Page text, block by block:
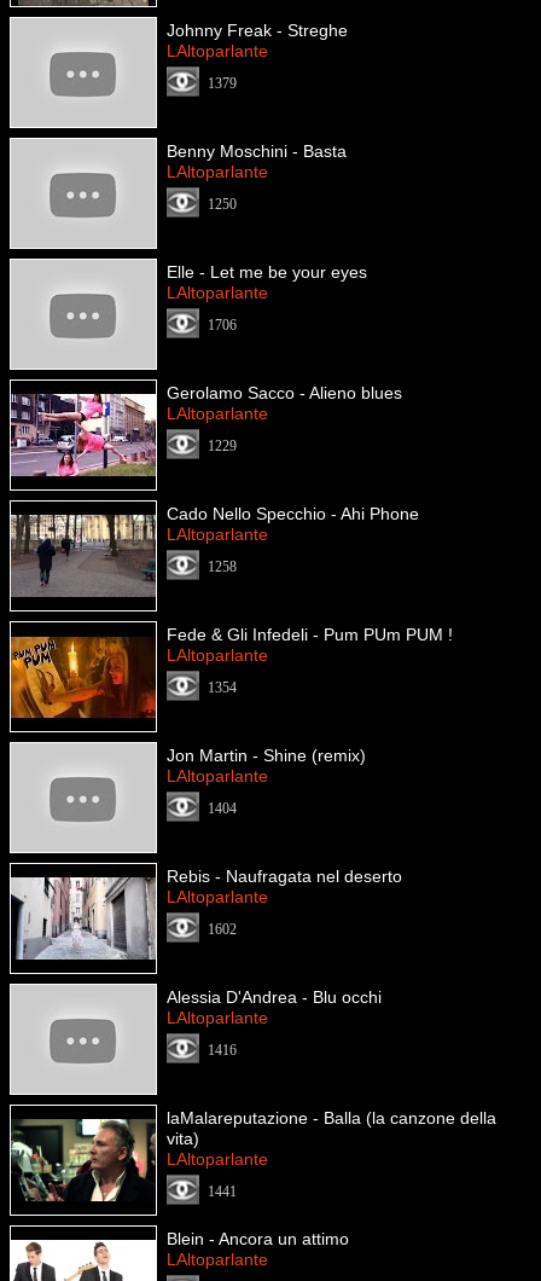
Johnny Freak - Streghe
LAltoparlante
1379
Benny Moschini - Basta
LAltoparlante
1250
Elle - Let me be your eyes
LAltoparlante
1706
Gerolamo Sacco - Alieno blues
LAltoparlante
1229
Cado Nello Specchio - Ahi Phone
LAltoparlante
1258
Fede & Gli Infedeli - Pum PUm PUM !
LAltoparlante
1354
Jon Martin - Shine (remix)
LAltoparlante
1404
Rebis - Naufragata nel deserto
LAltoparlante
1602
Alessia D'Andrea - Blu occhi
LAltoparlante
1416
laMalareputazione - Balla (la canzone della
vita)
LAltoparlante
1441
Blein - Ancora un attimo
LAltoparlante